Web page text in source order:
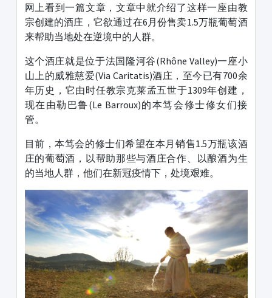
网上看到一篇文章，文章中就介绍了这样一座由教
宗创建的酒庄，它欲通过在6月份售卖1.5万瓶葡萄酒
来帮助当地处在逆境中的人群。
这个酒庄就是位于法国隆河谷(Rhône Valley)一座小
山上的威雅慈爱(Via Caritatis)酒庄，至今已有700余
年历史，它由时任教宗克莱孟五世于1309年创建，
现在由勒巴鲁(Le Barroux)的本笃会修士修女们接
管。
目前，本笃会的修士们希望在本月销售1.5万瓶该酒
庄的葡萄酒，以帮助那些与酒庄合作、以酿酒为生
的当地人群，他们在新冠疫情下，处境艰难。